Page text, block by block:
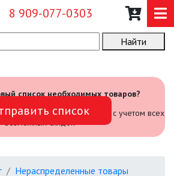
8 909-077-0303
О КОМПАНИИ
САДОВЫЙ ИНВЕНТАРЬ И
ИНСТРУМЕНТЫ
Найти
список необходимых товаров?
и мы посчитаем стоимость с учетом всех
возможных скидок
список
Нераспределенные товары